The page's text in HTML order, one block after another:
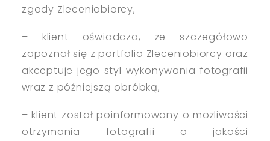
zgody Zleceniobiorcy,
– klient oświadcza, że szczegółowo
zapoznał się z portfolio Zleceniobiorcy oraz
akceptuje jego styl wykonywania fotografii
wraz z późniejszą obróbką,
– klient został poinformowany o możliwości
otrzymania fotografii o jakości